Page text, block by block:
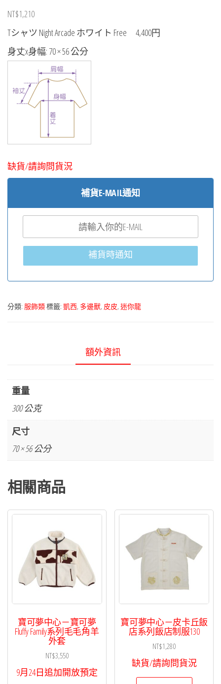
NT$1,210
Tシャツ Night Arcade ホワイト Free 4,400円
身丈x身幅: 70 × 56 公分
缺貨/請詢問貨況
補貨E-MAIL通知
補貨時通知
分類: 服飾類標籤: 凱西, 多邊獸, 皮皮, 迷你龍
額外資訊
重量
300 公克
尺寸
70 × 56 公分
相關商品
寶可夢中心－寶可夢
Fluffy Family系列毛毛角羊
外套
NT$3,550
9月24日追加開放預定
寶可夢中心－皮卡丘飯
店系列飯店制服130
NT$1,280
缺貨/請詢問貨況